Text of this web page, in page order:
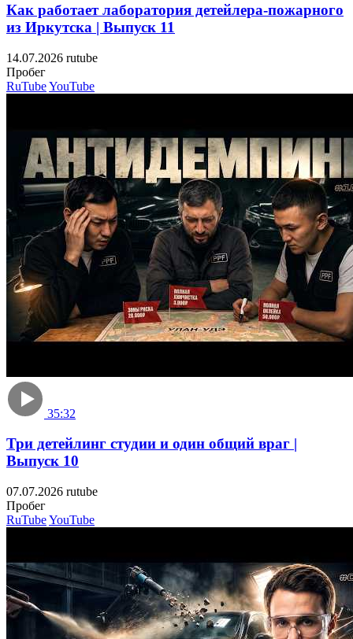
Как работает лаборатория детейлера-пожарного
из Иркутска | Выпуск 11
14.07.2026 rutube
Пробе
RuTubeYouTube
35:32
Три детейлинг студии и один общий враг |
Выпуск 10
07.07.2026 rutube
Пробе
RuTubeYouTube